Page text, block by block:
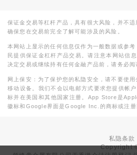
保证金交易等杠杆产品，具有很大风险，并不
确保您在交易前完全了解可能涉及的风险。
本网站上显示的任何信息仅作为一般数据或参
民提供保证金杠杆产品交易。请注意本网站信
决定交易或继续持有任何金融产品前，请务必
网上保安：为了保护您的私隐安全，请不要使
移动设备。我们不会以电邮方式要求您提供
标并在美国和其他国家注册。App Store是
徽标和Google界面是Google Inc.的商标或注册
私隐条款
Copyright